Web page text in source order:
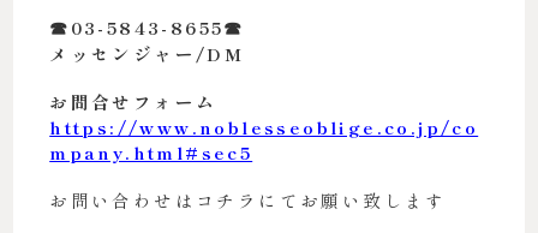
☎︎03-5843-8655☎︎
メッセンジャー/DM
お問合せフォーム
https://www.noblesseoblige.co.jp/co
mpany.html#sec5
お問い合わせはコチラにてお願い致します